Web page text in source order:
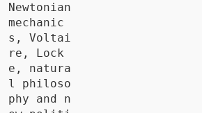
Newtonian
mechanic
s, Voltai
re, Lock
e, natura
l philoso
phy and n